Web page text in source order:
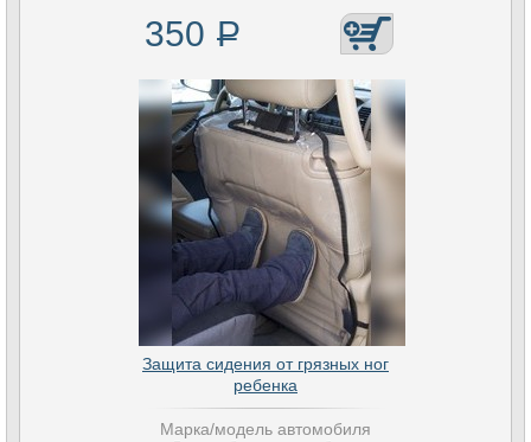
350 Р
Защита сидения от грязных ног
ребенка
Марка/модель автомобиля